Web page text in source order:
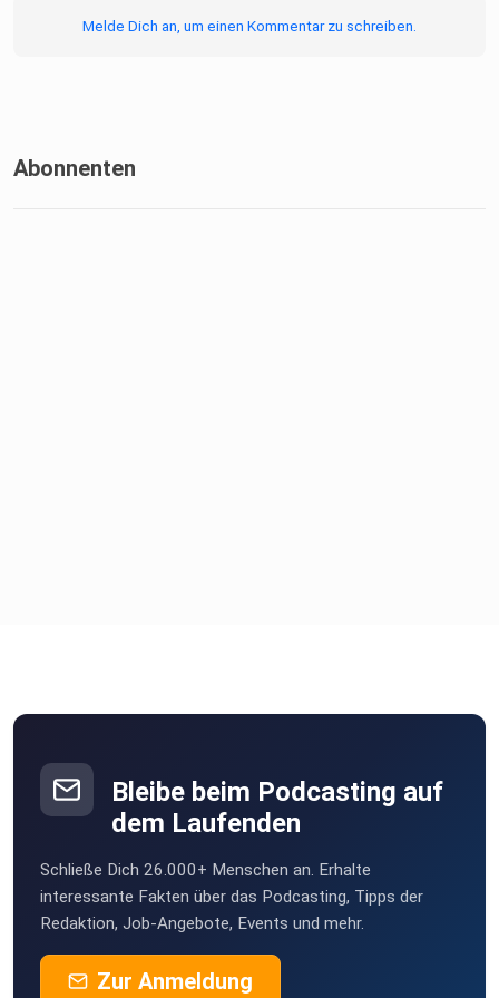
Melde Dich an, um einen Kommentar zu schreiben.
Abonnenten
Bleibe beim Podcasting auf
dem Laufenden
Schließe Dich 26.000+ Menschen an. Erhalte
interessante Fakten über das Podcasting, Tipps der
Redaktion, Job-Angebote, Events und mehr.
Zur Anmeldung